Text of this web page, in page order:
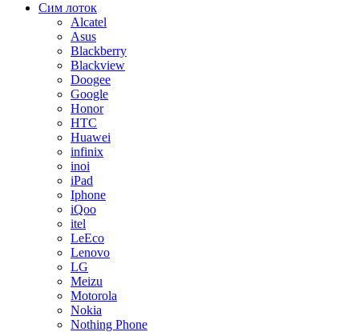
Сим лоток
Alcatel
Asus
Blackberry
Blackview
Doogee
Google
Honor
HTC
Huawei
infinix
inoi
iPad
Iphone
iQoo
itel
LeEco
Lenovo
LG
Meizu
Motorola
Nokia
Nothing Phone